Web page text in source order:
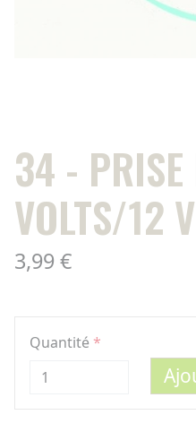
34 - PRISE
VOLTS/12
3,99 €
Quantité